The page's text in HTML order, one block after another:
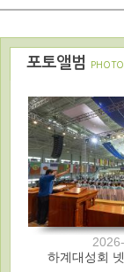
포토앨범
하계대성회